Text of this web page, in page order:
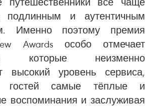
подлинным и аутентичным
Именно поэтому премия
Awards особо отмечает
которые неизменно
высокий уровень сервиса,
гостей самые тёплые и
воспоминания и заслуживая